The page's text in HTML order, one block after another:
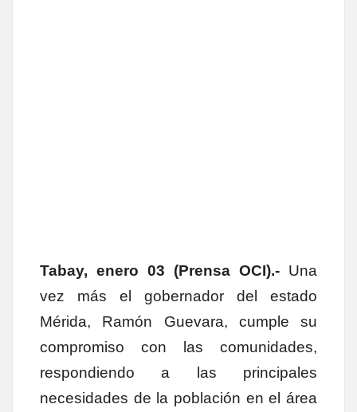
Tabay, enero 03 (Prensa OCI).- Una
vez más el gobernador del estado
Mérida, Ramón Guevara, cumple su
compromiso con las comunidades,
respondiendo a las principales
necesidades de la población en el área